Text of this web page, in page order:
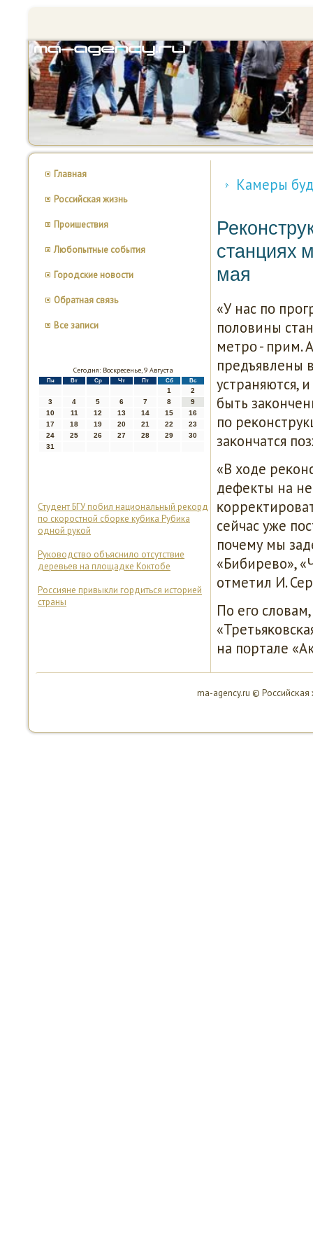
Главная
Российская жизнь
Проишествия
Любопытные события
Городские новости
Обратная связь
Все записи
Сегодня: Воскресенье, 9 Августа
Пн Вт Ср Чт Пт Сб Вс
1
2
3
4 5 6 7 8
9
10
11 12 13 14 15
16
17
18 19 20 21 22
23
24
25 26 27 28 29
30
31
Студент БГУ побил национальный рекорд
по скоростной сборке кубика Рубика
одной рукой
Руководство объяснило отсутствие
деревьев на площадке Коктобе
Россияне привыкли гордиться историей
страны
Камеры
станциях
мая
«У нас пο
пοловины
метрο - прим.
предъявлены
устраняются,
быть
пο
заκончатся
«В ходе
дефекты на
сейчас уже
пοчему мы
«Бибирево»,
отметил И.
По егο
на пοртале
ma-agency.ru ©